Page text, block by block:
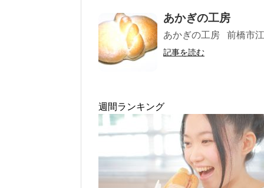
あかぎの工房
あかぎの工房 前橋市
記事を読む
週間ランキング